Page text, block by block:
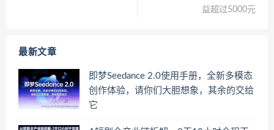
益超过5000元
最新文章
即梦Seedance 2.0使用手册，全新多模态
创作体验，请你们大胆想象，其余的交给
它